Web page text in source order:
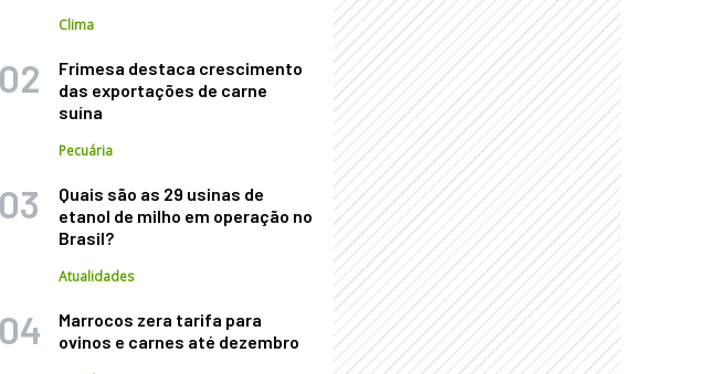
Clima
Frimesa destaca crescimento
das exportações de carne
suína
Pecuária
Quais são as 29 usinas de
etanol de milho em operação no
Brasil?
Atualidades
Marrocos zera tarifa para
ovinos e carnes até dezembro